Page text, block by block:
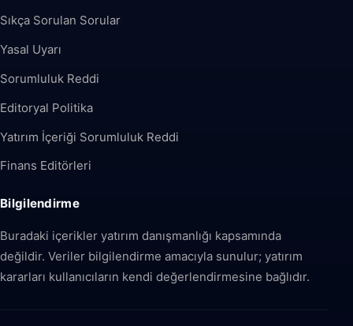
Sıkça Sorulan Sorular
Yasal Uyarı
Sorumluluk Reddi
Editoryal Politika
Yatırım İçeriği Sorumluluk Reddi
Finans Editörleri
Bilgilendirme
Buradaki içerikler yatırım danışmanlığı kapsamında
değildir. Veriler bilgilendirme amacıyla sunulur; yatırım
kararları kullanıcıların kendi değerlendirmesine bağlıdır.